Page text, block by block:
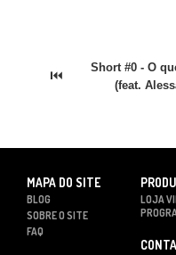
⏮
Short #0 - O
(feat.
MAPA DO SITE
BLOG
SOBRE O SITE
FAQ
LOJA